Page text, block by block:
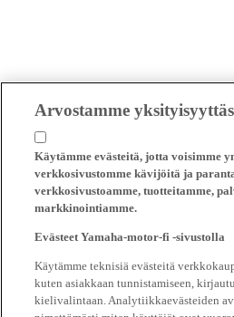
Arvostamme
Käytämme evästeitä, jotta voisimme
verkkosivustomme kävijöitä ja
verkkosivustoamme, tuotteitamme,
markkinointiamme.
Evästeet Yamaha-motor-fi -sivustolla
Käytämme teknisiä evästeitä
kuten asiakkaan tunnistamiseen,
kielivalintaan. Analytiikkaevästeiden